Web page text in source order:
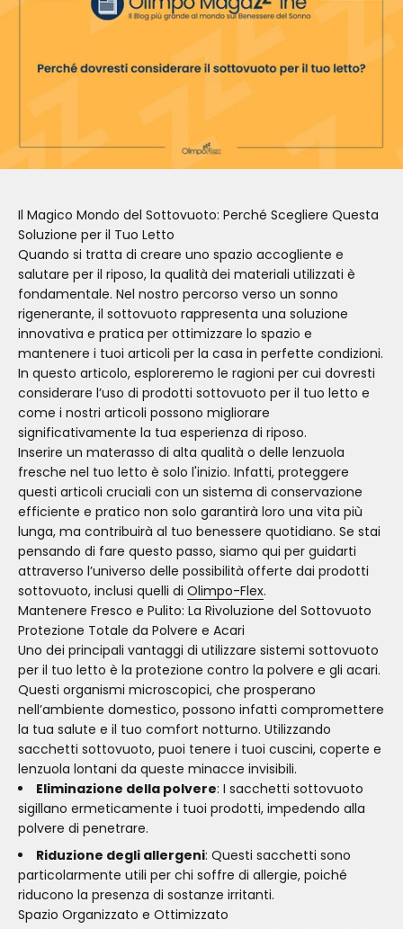
Il Magico Mondo del Sottovuoto: Perché Scegliere Questa
Soluzione per il Tuo Letto
Quando si tratta di creare uno spazio accogliente e
salutare per il riposo, la qualità dei materiali utilizzati è
fondamentale. Nel nostro percorso verso un sonno
rigenerante, il sottovuoto rappresenta una soluzione
innovativa e pratica per ottimizzare lo spazio e
mantenere i tuoi articoli per la casa in perfette condizioni.
In questo articolo, esploreremo le ragioni per cui dovresti
considerare l’uso di prodotti sottovuoto per il tuo letto e
come i nostri articoli possono migliorare
significativamente la tua esperienza di riposo.
Inserire un materasso di alta qualità o delle lenzuola
fresche nel tuo letto è solo l'inizio. Infatti, proteggere
questi articoli cruciali con un sistema di conservazione
efficiente e pratico non solo garantirà loro una vita più
lunga, ma contribuirà al tuo benessere quotidiano. Se stai
pensando di fare questo passo, siamo qui per guidarti
attraverso l’universo delle possibilità offerte dai prodotti
sottovuoto, inclusi quelli di Olimpo-Flex.
Mantenere Fresco e Pulito: La Rivoluzione del Sottovuoto
Protezione Totale da Polvere e Acari
Uno dei principali vantaggi di utilizzare sistemi sottovuoto
per il tuo letto è la protezione contro la polvere e gli acari.
Questi organismi microscopici, che prosperano
nell’ambiente domestico, possono infatti compromettere
la tua salute e il tuo comfort notturno. Utilizzando
sacchetti sottovuoto, puoi tenere i tuoi cuscini, coperte e
lenzuola lontani da queste minacce invisibili.
Eliminazione della polvere: I sacchetti sottovuoto
sigillano ermeticamente i tuoi prodotti, impedendo alla
polvere di penetrare.
Riduzione degli allergeni: Questi sacchetti sono
particolarmente utili per chi soffre di allergie, poiché
riducono la presenza di sostanze irritanti.
Spazio Organizzato e Ottimizzato